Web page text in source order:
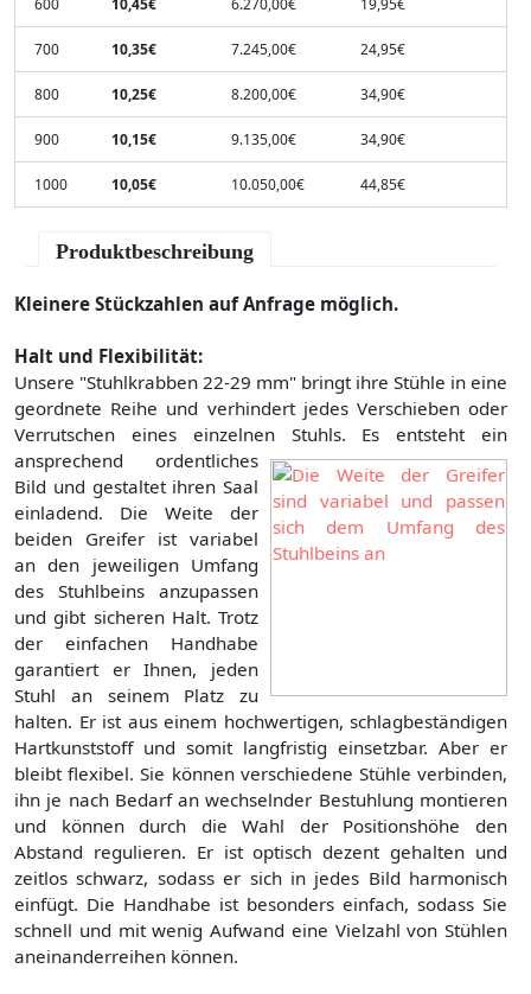
700 10,35€ 7.245,00€ 24,95€
800 10,25€ 8.200,00€ 34,90€
900 10,15€ 9.135,00€ 34,90€
1000 10,05€ 10.050,00€ 44,85€
Produktbeschreibung
Kleinere Stückzahlen auf Anfrage möglich.
Halt und Flexibilität:
Unsere "Stuhlkrabben 22-29 mm" bringt ihre Stühle in eine
geordnete Reihe und verhindert jedes Verschieben oder
Verrutschen eines einzelnen Stuhls. Es entsteht ein
ansprechend ordentliches
Bild und gestaltet ihren Saal
einladend. Die Weite der
beiden Greifer ist variabel
an den jeweiligen Umfang
des Stuhlbeins anzupassen
und gibt sicheren Halt. Trotz
der einfachen Handhabe
garantiert er Ihnen, jeden
Stuhl an seinem Platz zu
halten. Er ist aus einem hochwertigen, schlagbeständigen
Hartkunststoff und somit langfristig einsetzbar. Aber er
bleibt flexibel. Sie können verschiedene Stühle verbinden,
ihn je nach Bedarf an wechselnder Bestuhlung montieren
und können durch die Wahl der Positionshöhe den
Abstand regulieren. Er ist optisch dezent gehalten und
zeitlos schwarz, sodass er sich in jedes Bild harmonisch
einfügt. Die Handhabe ist besonders einfach, sodass Sie
schnell und mit wenig Aufwand eine Vielzahl von Stühlen
aneinanderreihen können.